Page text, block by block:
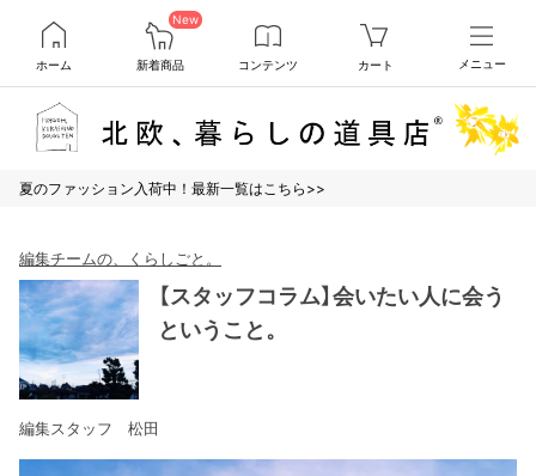
ホーム
New
新着商品 コンテンツ カート メニュー
夏のファッション入荷中！最新一覧はこちら>>
編集チームの、くらしごと。
【スタッフコラム】会いたい人に会う
ということ。
編集スタッフ 松田